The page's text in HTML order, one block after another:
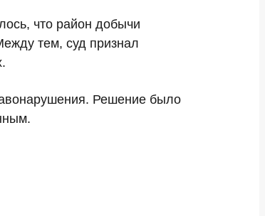
что район добычи
тем, суд признал
Решение было